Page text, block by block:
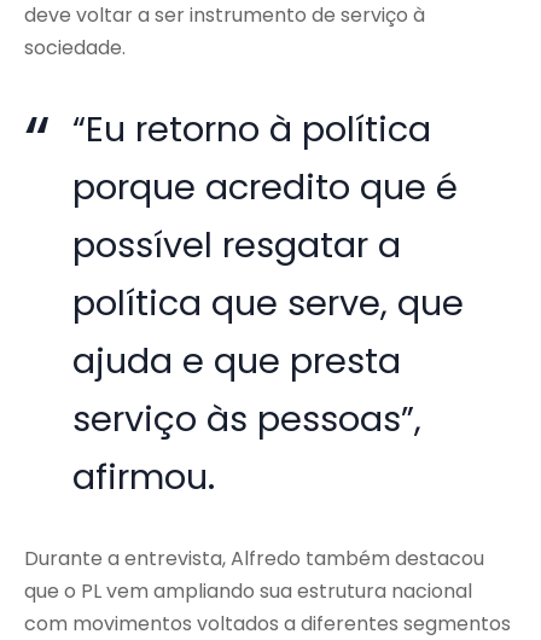
deve voltar a ser instrumento de serviço à
sociedade.
“Eu retorno à política
porque acredito que é
possível resgatar a
política que serve, que
ajuda e que presta
serviço às pessoas”,
afirmou.
Durante a entrevista, Alfredo também destacou
que o PL vem ampliando sua estrutura nacional
com movimentos voltados a diferentes segmentos